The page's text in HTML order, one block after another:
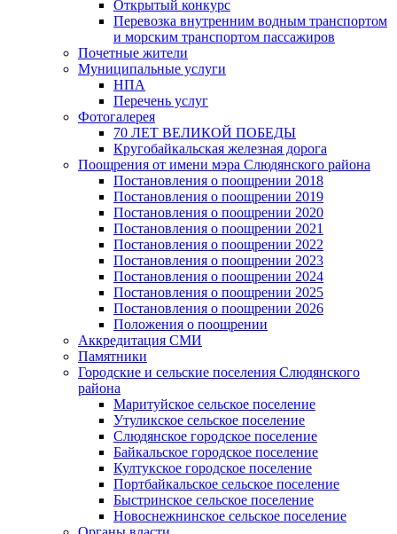
Открытый конкурс
Перевозка внутренним водным транспортом
и морским транспортом пассажиров
Почетные жители
Муниципальные услуги
НПА
Перечень услуг
Фотогалерея
70 ЛЕТ ВЕЛИКОЙ ПОБЕДЫ
Кругобайкальская железная дорога
Поощрения от имени мэра Слюдянского района
Постановления о поощрении 2018
Постановления о поощрении 2019
Постановления о поощрении 2020
Постановления о поощрении 2021
Постановления о поощрении 2022
Постановления о поощрении 2023
Постановления о поощрении 2024
Постановления о поощрении 2025
Постановления о поощрении 2026
Положения о поощрении
Аккредитация СМИ
Памятники
Городские и сельские поселения Слюдянского
района
Маритуйское сельское поселение
Утуликское сельское поселение
Слюдянское городское поселение
Байкальское городское поселение
Култукское городское поселение
Портбайкальское сельское поселение
Быстринское сельское поселение
Новоснежнинское сельское поселение